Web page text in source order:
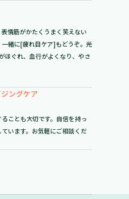
情筋がかたくうまく笑えない
緒に[疲れ目ケア]もどうぞ。光
ほぐれ、血行がよくなり、やさ
ングケア
ことも大切です。自信を持っ
います。お気軽にご相談くだ